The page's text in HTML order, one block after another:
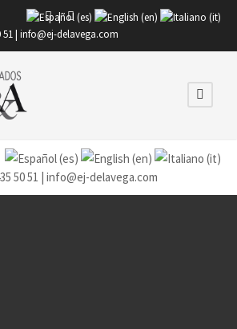
|
51 | info@ej-delavega.com
50 51 | info@ej-delavega.com